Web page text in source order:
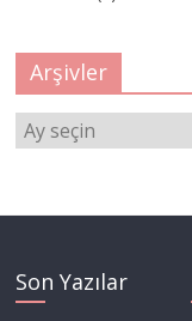
Arşivler
Arşivler
Son Yazılar